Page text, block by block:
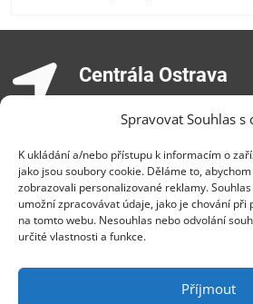
Spravovat Souhlas s
K ukládání a/nebo přístupu k informacím o
jako jsou soubory cookie. Děláme to,
zobrazovali personalizované reklamy.
umožní zpracovávat údaje, jako je chování při
na tomto webu. Nesouhlas nebo odvolání
určité vlastnosti a funkce.
Příjmout
Centrála Ostrava
Česká republika, +420
info@zebra.cz
Pobočka Hradec
Třída SNP 402/48, 500
Česká republika, +420
Pobočka Slovensko